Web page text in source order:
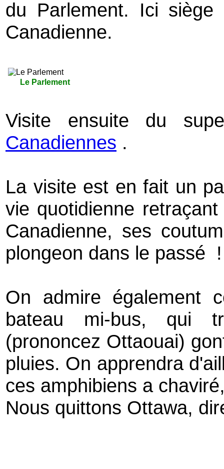
du Parlement. Ici
Canadienne.
Le Parlement
Visite ensuite du
Canadiennes .
La visite est en fait un
vie quotidienne
Canadienne, ses
plongeon dans le passé !
On admire également
bateau mi-bus, qui
(prononcez Ottaouai)
pluies. On apprendra
ces amphibiens a
Nous quittons Ottawa,